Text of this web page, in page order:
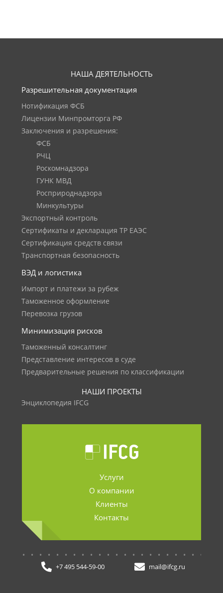
НАША ДЕЯТЕЛЬНОСТЬ
Разрешительная документация
Нотификация ФСБ
Лицензии Минпромторга РФ
Заключения и разрешения:
ФСБ
РЧЦ
Роскомнадзора
ГУНК МВД
Росприроднадзора
Минкультуры
Экспортный контроль
Сертификаты и декларация ТР ЕАЭС
Сертификация средств связи
Транспортная безопасность
ВЭД и логистика
Импорт и платежи за рубеж
Таможенное оформление
Перевозка грузов
Минимизация рисков
Таможенный консалтинг
Представление интересов в суде
Предварительные решения по классификации
НАШИ ПРОЕКТЫ
Энциклопедия IFCG
Услуги
О компании
Клиенты
Контакты
+7 495 544-59-00 mail@ifcg.ru